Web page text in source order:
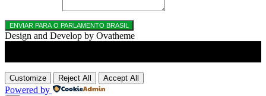
ENVIAR PARA O PARLAMENTO BRASIL
Design and Develop by Ovatheme
Customize Reject All Accept All
Powered by